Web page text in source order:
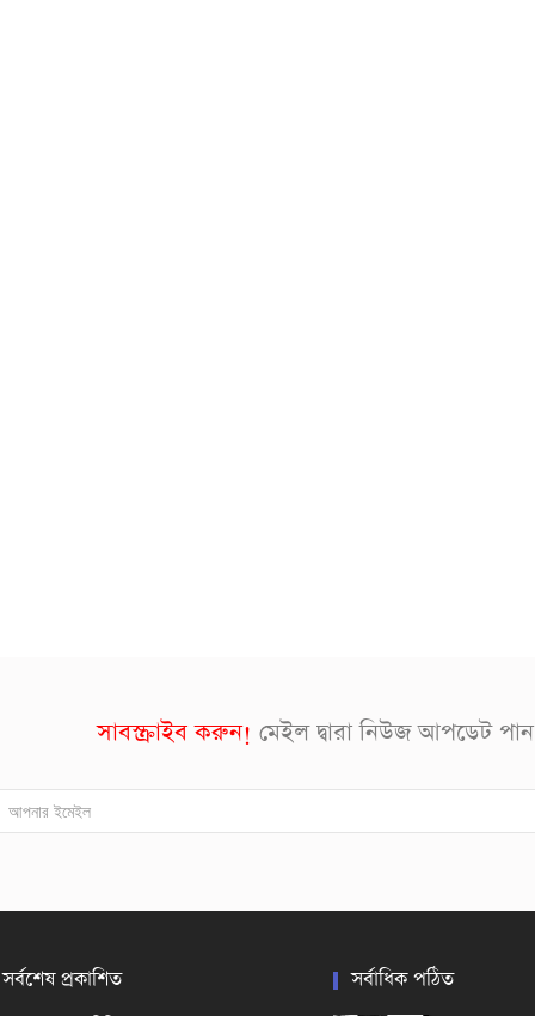
সাবস্ক্রাইব করুন! মেইল দ্বারা নিউজ আপডেট পান
সর্বশেষ প্রকাশিত সর্বাধিক পঠিত